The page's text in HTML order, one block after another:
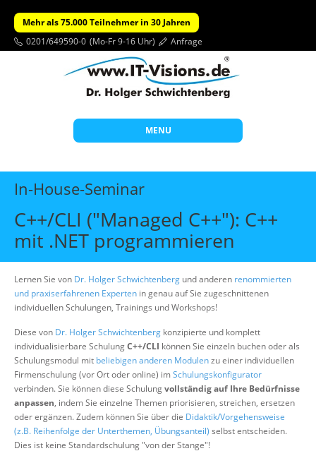
Mehr als 75.000 Teilnehmer in 30 Jahren
0201/649590-0 (Mo-Fr 9-16 Uhr) Anfrage
MENU
Start
Themen
Beratung
Individuelle Schulungen
Offene Seminare
Wissen
Suche
In-House-Seminar
C++/CLI ("Managed C++"): C++
mit .NET programmieren
Lernen Sie von Dr. Holger Schwichtenberg und anderen renommierten
und praxiserfahrenen Experten in genau auf Sie zugeschnittenen
individuellen Schulungen, Trainings und Workshops!
Diese von Dr. Holger Schwichtenberg konzipierte und komplett
individualisierbare SchulungC++/CLI können Sie einzeln buchen oder als
Schulungsmodul mit beliebigen anderen Modulenzu einer individuellen
Firmenschulung (vor Ort oder online) imSchulungskonfigurator
verbinden. Sie können diese Schulungvollständig auf Ihre Bedürfnisse
anpassen, indem Sie einzelne Themen priorisieren, streichen, ersetzen
oder ergänzen. Zudem können Sie über die Didaktik/Vorgehensweise
(z.B. Reihenfolge der Unterthemen, Übungsanteil) selbst entscheiden.
Dies ist keine Standardschulung "von der Stange"!